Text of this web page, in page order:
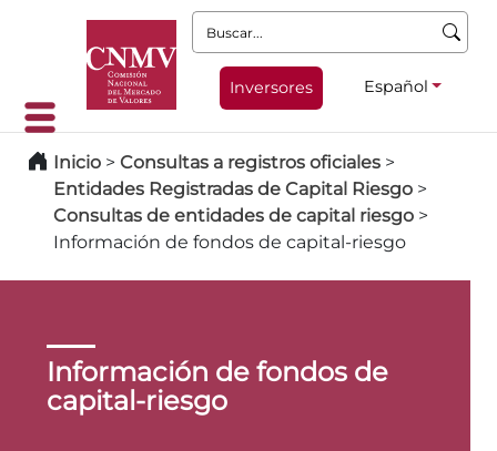
Buscar:
Inversores Español
Inicio > Consultas a registros oficiales >
Entidades Registradas de Capital Riesgo >
Consultas de entidades de capital riesgo >
Información de fondos de capital-riesgo
Información de fondos de
capital-riesgo